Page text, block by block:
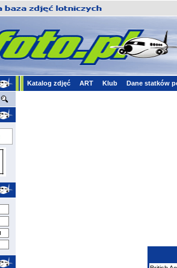
Katalog zdjęć ART Klub Dane statków